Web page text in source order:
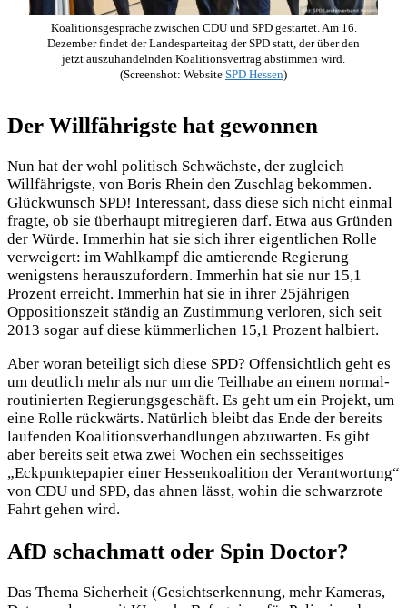
Koalitionsgespräche zwischen CDU und SPD gestartet. Am 16.
Dezember findet der Landesparteitag der SPD statt, der über den
jetzt auszuhandelnden Koalitionsvertrag abstimmen wird.
(Screenshot: Website SPD Hessen)
Der Willfährigste hat gewonnen
Nun hat der wohl politisch Schwächste, der zugleich
Willfährigste, von Boris Rhein den Zuschlag bekommen.
Glückwunsch SPD! Interessant, dass diese sich nicht einmal
fragte, ob sie überhaupt mitregieren darf. Etwa aus Gründen
der Würde. Immerhin hat sie sich ihrer eigentlichen Rolle
verweigert: im Wahlkampf die amtierende Regierung
wenigstens herauszufordern. Immerhin hat sie nur 15,1
Prozent erreicht. Immerhin hat sie in ihrer 25jährigen
Oppositionszeit ständig an Zustimmung verloren, sich seit
2013 sogar auf diese kümmerlichen 15,1 Prozent halbiert.
Aber woran beteiligt sich diese SPD? Offensichtlich geht es
um deutlich mehr als nur um die Teilhabe an einem normal-
routinierten Regierungsgeschäft. Es geht um ein Projekt, um
eine Rolle rückwärts. Natürlich bleibt das Ende der bereits
laufenden Koalitionsverhandlungen abzuwarten. Es gibt
aber bereits seit etwa zwei Wochen ein sechsseitiges
„Eckpunktepapier einer Hessenkoalition der Verantwortung“
von CDU und SPD, das ahnen lässt, wohin die schwarzrote
Fahrt gehen wird.
AfD schachmatt oder Spin Doctor?
Das Thema Sicherheit (Gesichtserkennung, mehr Kameras,